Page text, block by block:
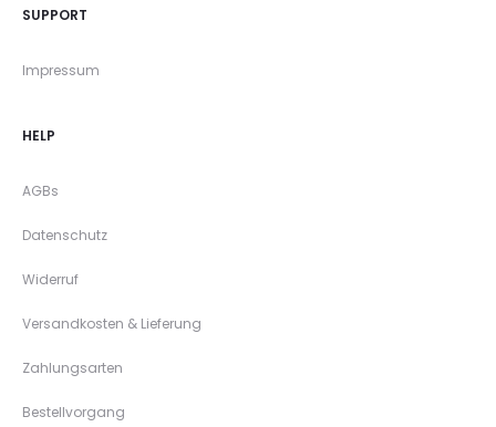
SUPPORT
Impressum
HELP
AGBs
Datenschutz
Widerruf
Versandkosten & Lieferung
Zahlungsarten
Bestellvorgang